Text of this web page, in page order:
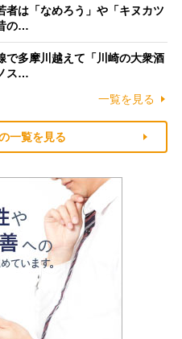
者は「なめろう」や「キヌカツ
の…
で多摩川越えて「川崎の大衆酒
ス…
一覧を見る
一覧を見る